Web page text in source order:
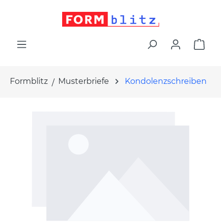
Formblitz Musterbriefe Kondolenzschreiben